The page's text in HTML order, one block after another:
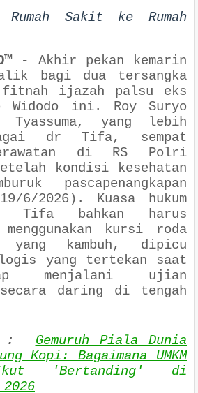
Sakit ke Rumah
- Akhir pekan kemarin
bagi dua tersangka
fitnah ijazah palsu eks
Widodo ini. Roy Suryo
yang lebih
dr Tifa, sempat
di RS Polri
kondisi kesehatan
pascapenangkapan
6/2026). Kuasa hukum
Tifa bahkan harus
kursi roda
yang kambuh, dipicu
yang tertekan saat
menjalani ujian
daring di tengah
:
Gemuruh Piala Dunia
Kopi: Bagaimana UMKM
'Bertanding' di